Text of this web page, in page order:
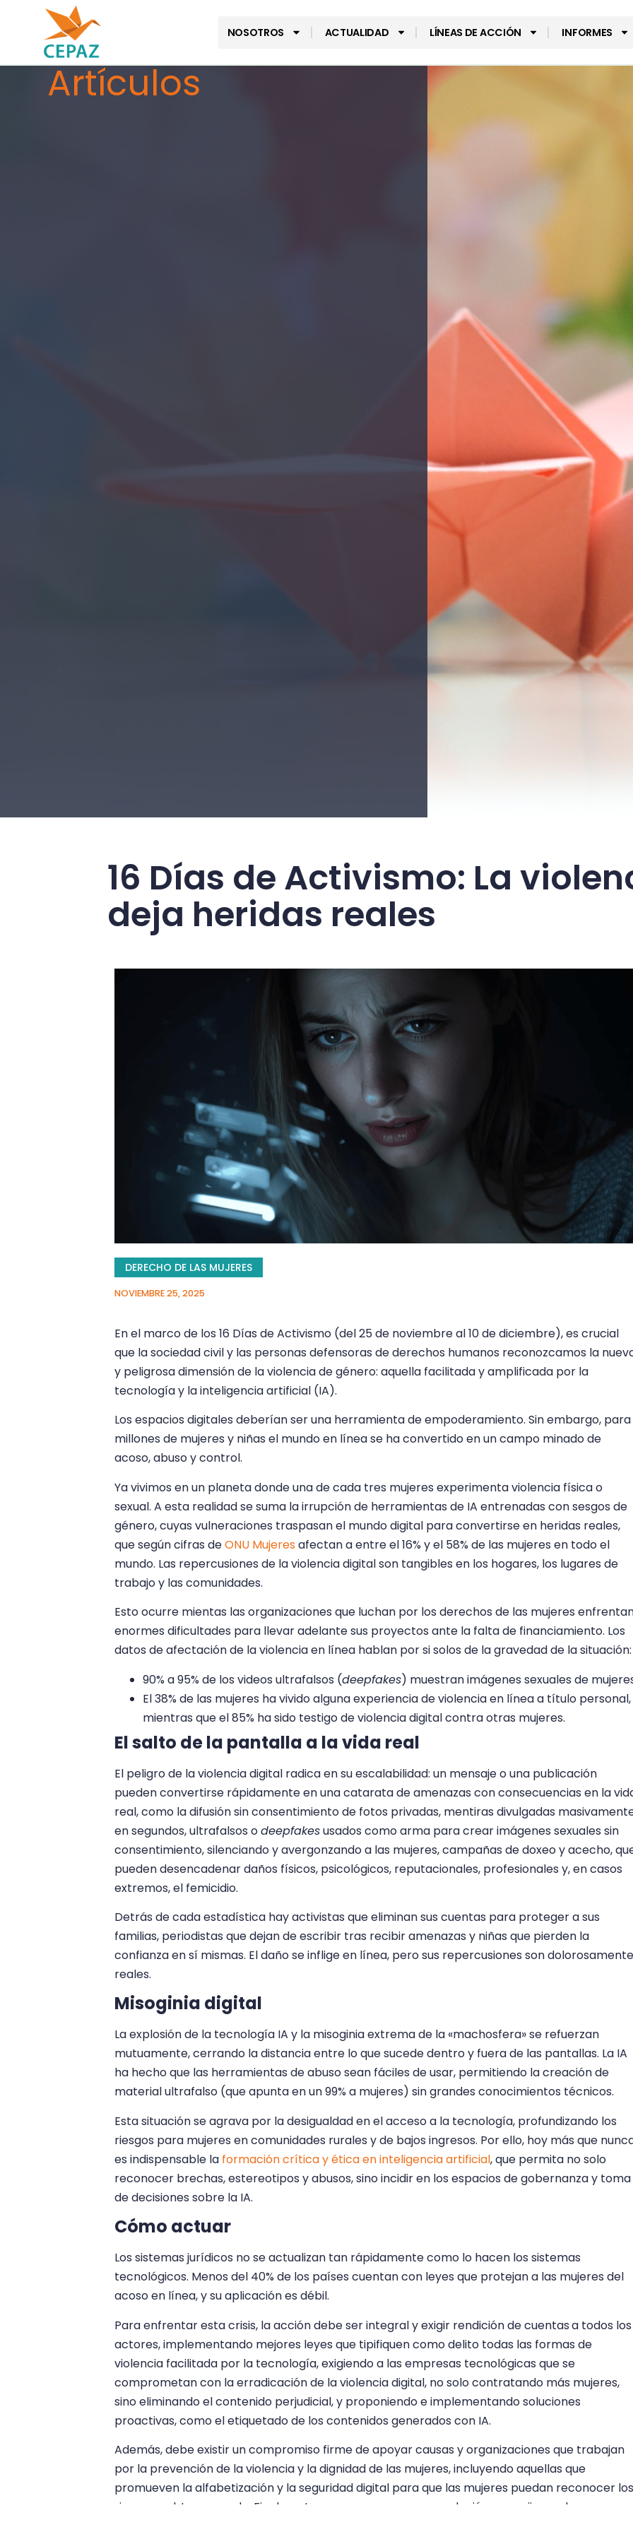
NOSOTROS ACTUALIDAD LÍNEAS DE ACCIÓN INFORMES
Artículos
16 Días de Activismo: La
deja heridas reales
DERECHO DE LAS MUJERES
NOVIEMBRE 25, 2025
En el marco de los 16 Días de Activismo (del 25 de noviembre al 10 de diciembre), es crucial
que la sociedad civil y las personas defensoras de derechos humanos reconozcamos la
y peligrosa dimensión de la violencia de género: aquella facilitada y amplificada por la
tecnología y la inteligencia artificial (IA).
Los espacios digitales deberían ser una herramienta de empoderamiento. Sin embargo, para
millones de mujeres y niñas el mundo en línea se ha convertido en un campo minado de
acoso, abuso y control.
Ya vivimos en un planeta donde una de cada tres mujeres experimenta violencia física o
sexual. A esta realidad se suma la irrupción de herramientas de IA entrenadas con sesgos de
género, cuyas vulneraciones traspasan el mundo digital para convertirse en heridas reales,
que según cifras deONU Mujeresafectan a entre el 16% y el 58% de las mujeres en todo el
mundo. Las repercusiones de la violencia digital son tangibles en los hogares, los lugares de
trabajo y las comunidades.
Esto ocurre mientas las organizaciones que luchan por los derechos de las mujeres
enormes dificultades para llevar adelante sus proyectos ante la falta de financiamiento. Los
datos de afectación de la violencia en línea hablan por si solos de la gravedad de la situación:
90% a 95% de los videos ultrafalsos (deepfakes) muestran imágenes sexuales de
El 38% de las mujeres ha vivido alguna experiencia de violencia en línea a título personal,
mientras que el 85% ha sido testigo de violencia digital contra otras mujeres.
El salto de la pantalla a la vida real
El peligro de la violencia digital radica en su escalabilidad: un mensaje o una publicación
pueden convertirse rápidamente en una catarata de amenazas con consecuencias en la
real, como la difusión sin consentimiento de fotos privadas, mentiras divulgadas
en segundos, ultrafalsos odeepfakesusados como arma para crear imágenes sexuales sin
consentimiento, silenciando y avergonzando a las mujeres, campañas de doxeo y acecho,
pueden desencadenar daños físicos, psicológicos, reputacionales, profesionales y, en casos
extremos, el femicidio.
Detrás de cada estadística hay activistas que eliminan sus cuentas para proteger a sus
familias, periodistas que dejan de escribir tras recibir amenazas y niñas que pierden la
confianza en sí mismas. El daño se inflige en línea, pero sus repercusiones son dolorosamente
reales.
Misoginia digital
La explosión de la tecnología IA y la misoginia extrema de la «machosfera» se refuerzan
mutuamente, cerrando la distancia entre lo que sucede dentro y fuera de las pantallas. La IA
ha hecho que las herramientas de abuso sean fáciles de usar, permitiendo la creación de
material ultrafalso (que apunta en un 99% a mujeres) sin grandes conocimientos técnicos.
Esta situación se agrava por la desigualdad en el acceso a la tecnología, profundizando los
riesgos para mujeres en comunidades rurales y de bajos ingresos. Por ello, hoy más que
es indispensable la formación crítica y ética en inteligencia artificial, que permita no solo
reconocer brechas, estereotipos y abusos, sino incidir en los espacios de gobernanza y toma
de decisiones sobre la IA.
Cómo actuar
Los sistemas jurídicos no se actualizan tan rápidamente como lo hacen los sistemas
tecnológicos. Menos del 40% de los países cuentan con leyes que protejan a las mujeres del
acoso en línea, y su aplicación es débil.
Para enfrentar esta crisis, la acción debe ser integral y exigir rendición de cuentasa todos los
actores, implementando mejores leyes que tipifiquen como delito todas las formas de
violencia facilitada por la tecnología, exigiendo a las empresas tecnológicas que se
comprometan con la erradicación de la violencia digital, no solo contratando más mujeres,
sino eliminando el contenido perjudicial, y proponiendo e implementando soluciones
proactivas, como el etiquetado de los contenidos generados con IA.
Además, debe existir un compromiso firme de apoyar causas y organizaciones que trabajan
por la prevención de la violencia y la dignidad de las mujeres, incluyendo aquellas que
promueven la alfabetización y la seguridad digital para que las mujeres puedan reconocer los
riesgos y obtener ayuda. Finalmente urge promover una regulación que exija que las